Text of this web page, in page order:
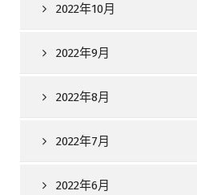
2022年10月
2022年9月
2022年8月
2022年7月
2022年6月